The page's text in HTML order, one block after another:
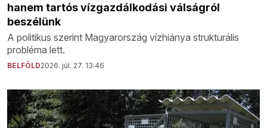
hanem tartós vízgazdálkodási válságról
beszélünk
A politikus szerint Magyarország vízhiánya strukturális
probléma lett.
BELFÖLD2026. júl. 27. 13:46